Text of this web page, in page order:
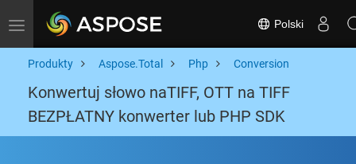
Toggle navigation Polski
Produkty Aspose.Total Php Conversion
Konwertuj słowo naTIFF, OTT na TIFF
BEZPŁATNY konwerter lub PHP SDK